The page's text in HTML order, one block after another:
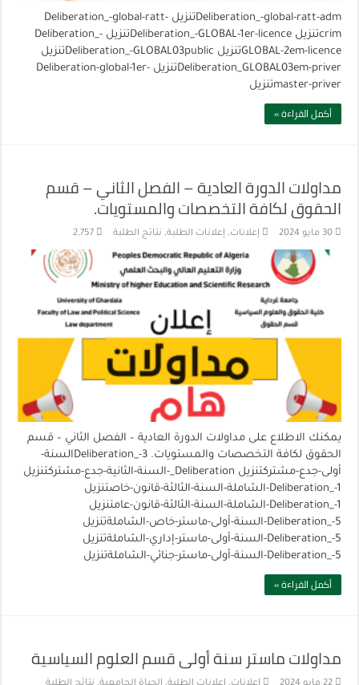
Deliberation_-global-ratt-admتنزيل Deliberation_-global-ratt-
crimتنزيل Deliberation_-GLOBAL-1er-licenceتنزيل Deliberation_-
GLOBAL-2em-licenceتنزيل Deliberation_-GLOBAL03publicتنزيل
Deliberation_GLOBAL03em-priverتنزيل Deliberation-global-1er-
master-priverتنزيل
أكمل القراءة »
مداولات الدورة العادية – الفصل الثاني – قسم
الحقوق لكافة التخصصات والمستويات.
30 مايو 2024 إعلانات, إعلانات الطلبة, نتائج الطلبة 2,757
يمكنك الاطلاع على مداولات الدورة العادية – الفصل الثاني – قسم
الحقوق لكافة التخصصات والمستويات. Deliberation_-3السنة-
أولى-جدع-مشتركتنزيل Deliberation_-السنة-الثانية-جدع-مشتركتنزيل
Deliberation_-1-الشاملة-السنة-الثالثة-قانون-خاصتنزيل
Deliberation_-1-الشاملة-السنة-الثالثة-قانون-عامتنزيل
Deliberation_-5-السنة-أولى-ماستر-خاص-الشاملةتنزيل
Deliberation_-5-السنة-أولى-ماستر-إداري-الشاملةتنزيل
Deliberation_-5-السنة-أولى-ماستر-جنائي-الشاملةتنزيل
أكمل القراءة »
مداولات ماستر سنة أولى قسم العلوم السياسية